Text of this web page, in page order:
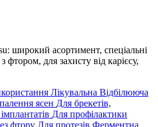
широкий асортимент, спеціальні
фтором, для захисту від карієсу,
Лікувальна Відбілююча
ясен Для брекетів,
Для профілактики